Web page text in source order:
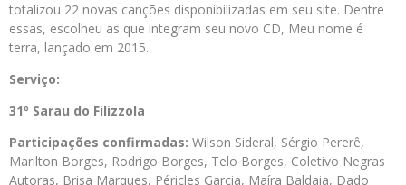
totalizou 22 novas canções disponibilizadas em seu site. Dentre
essas, escolheu as que integram seu novo CD, Meu nome é
terra, lançado em 2015.
Serviço:
31º Sarau do Filizzola
Participações confirmadas: Wilson Sideral, Sérgio Pererê,
Marilton Borges, Rodrigo Borges, Telo Borges, Coletivo Negras
Autoras, Brisa Marques, Péricles Garcia, Maíra Baldaia, Dado